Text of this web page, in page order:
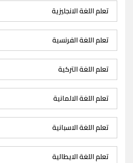
تعلم اللغة الانجليزية
تعلم اللغة الفرنسية
تعلم اللغة التركية
تعلم اللغة الالمانية
تعلم اللغة الاسبانية
تعلم اللغة الايطالية